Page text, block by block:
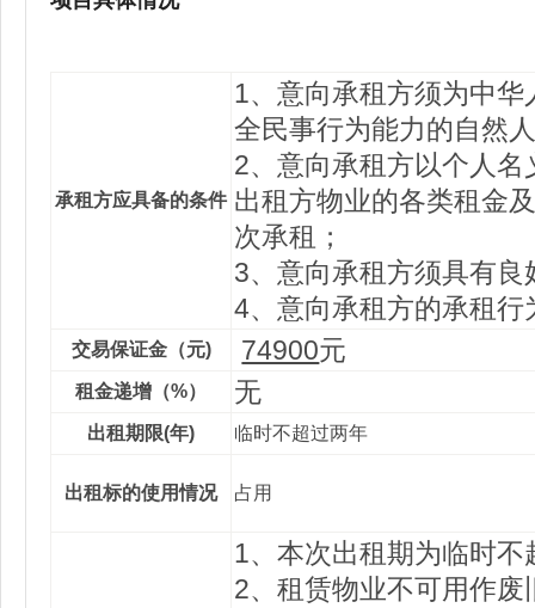
承租方应具备的条件
1、意向承租方须为中
全民事行为能力的自然
2、意向承租方以个人
出租方物业的各类租金
次承租；
3、意向承租方须具有
4、意向承租方的承租
交易保证金（元) 74900元
租金递增（%） 无
出租期限(年) 临时不超过两年
出租标的使用情况 占用
1、本次出租期为临时
2、租赁物业不可用作